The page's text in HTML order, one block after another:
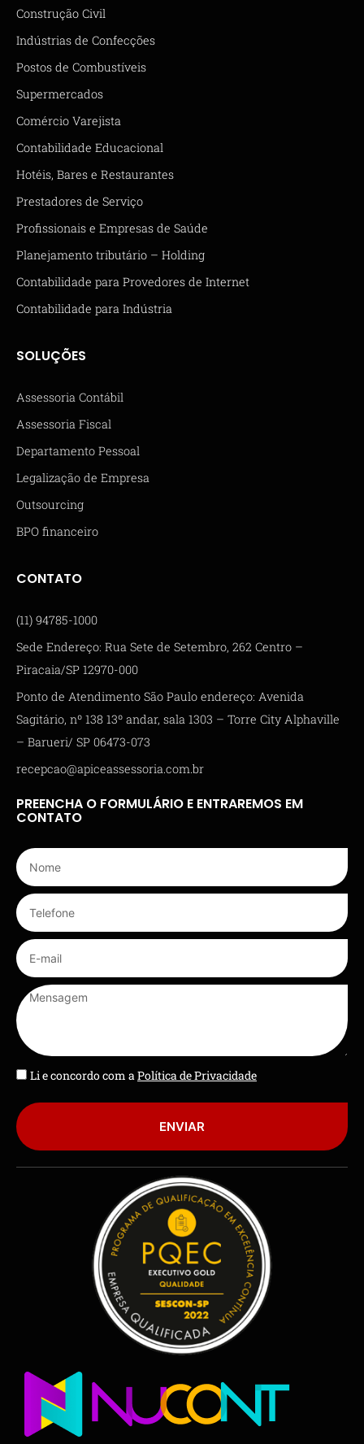
Construção Civil
Indústrias de Confecções
Postos de Combustíveis
Supermercados
Comércio Varejista
Contabilidade Educacional
Hotéis, Bares e Restaurantes
Prestadores de Serviço
Profissionais e Empresas de Saúde
Planejamento tributário – Holding
Contabilidade para Provedores de Internet
Contabilidade para Indústria
SOLUÇÕES
Assessoria Contábil
Assessoria Fiscal
Departamento Pessoal
Legalização de Empresa
Outsourcing
BPO financeiro
CONTATO
(11) 94785-1000
Sede Endereço: Rua Sete de Setembro, 262 Centro –
Piracaia/SP 12970-000
Ponto de Atendimento São Paulo endereço: Avenida
Sagitário, nº 138 13º andar, sala 1303 – Torre City Alphaville
– Barueri/ SP 06473-073
recepcao@apiceassessoria.com.br
PREENCHA O FORMULÁRIO E ENTRAREMOS EM
CONTATO
Li e concordo com aPolítica de Privacidade
ENVIAR